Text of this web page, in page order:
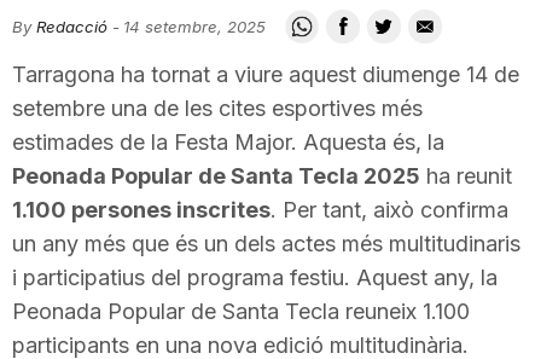
i
u
t
a
t
By Redacció - 14 setembre, 2025
Tarragona ha tornat a viure aquest diumenge 14 de
setembre una de les cites esportives més
estimades de la Festa Major. Aquesta és, la
Peonada Popular de Santa Tecla 2025 ha reunit
1.100 persones inscrites. Per tant, això confirma
un any més que és un dels actes més multitudinaris
i participatius del programa festiu. Aquest any, la
Peonada Popular de Santa Tecla reuneix 1.100
participants en una nova edició multitudinària.